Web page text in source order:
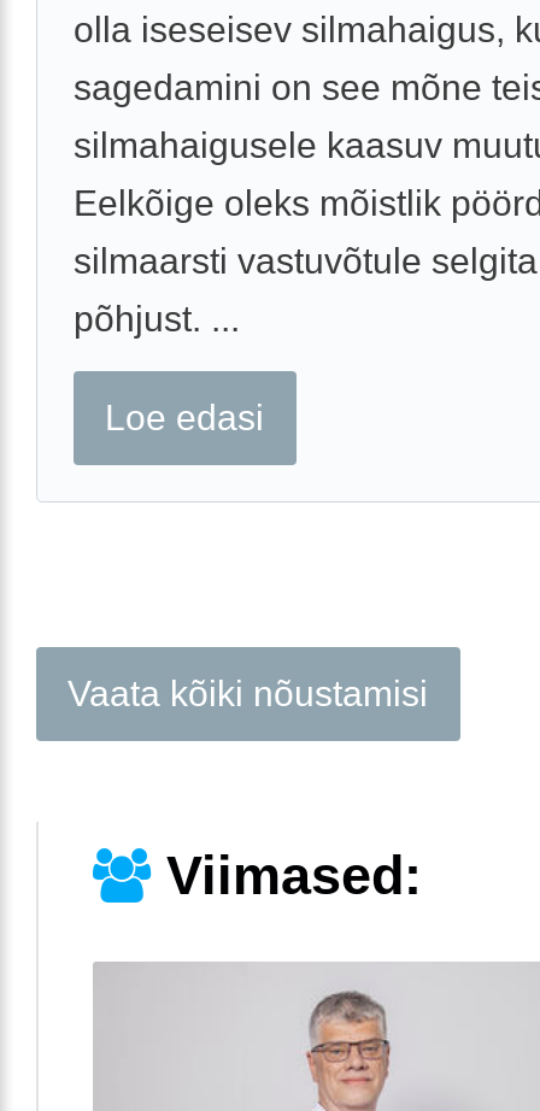
olla iseseisev silmahaigus,
sagedamini on see mõne
silmahaigusele kaasuv
Eelkõige oleks mõistlik
silmaarsti vastuvõtule
põhjust. ...
Loe edasi
Vaata kõiki nõustamisi
Viimased: